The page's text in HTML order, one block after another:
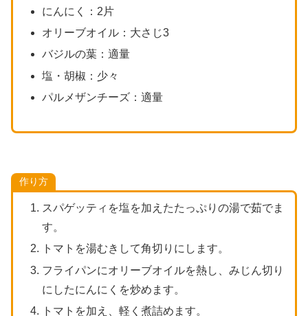
にんにく：2片
オリーブオイル：大さじ3
バジルの葉：適量
塩・胡椒：少々
パルメザンチーズ：適量
作り方
スパゲッティを塩を加えたたっぷりの湯で茹でま
す。
トマトを湯むきして角切りにします。
フライパンにオリーブオイルを熱し、みじん切り
にしたにんにくを炒めます。
トマトを加え、軽く煮詰めます。